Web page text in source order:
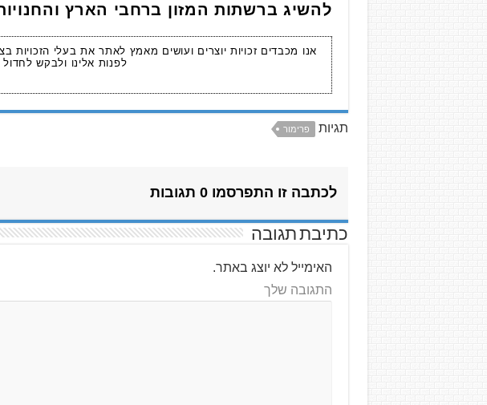
להשיג ברשתות המזון ברחבי הארץ
אנו מכבדים זכויות יוצרים ועושים מאמץ לאתר את בעלי הזכויות
לפנות אלינו ולבקש
תגיות פרימור
לכתבה זו התפרסמו 0 תגובות
כתיבת תגובה
האימייל לא יוצג באתר.
התגובה שלך